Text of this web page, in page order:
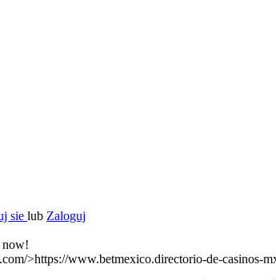
sie lub Zaloguj
now!
>https://www.betmexico.directorio-de-casinos-